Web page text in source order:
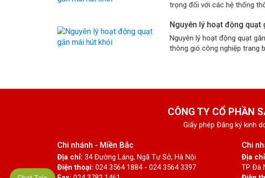
trọng đối với các hệ thống
Nguyên lý hoạt động quạt
Nguyên lý hoạt động quạt
thông gió công nghiệp trang
CÔNG TY CỔ PHẦN
Giấy phép Đăng ký kinh
Chi nhánh - Miền Bắc
Địa chỉ: 34 Đường Láng, Ngã Tư Sở, Hà Nội
Điện thoại: 024 3564 1884 - 024 3564 3397
Chi
Địa
TP Đà